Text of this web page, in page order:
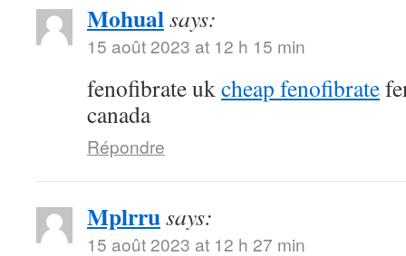
Mohualsays:
15 août 2023 at 12 h 15 min
fenofibrate ukcheap fenofibrate
canada
Répondre
Mplrrusays:
15 août 2023 at 12 h 27 min